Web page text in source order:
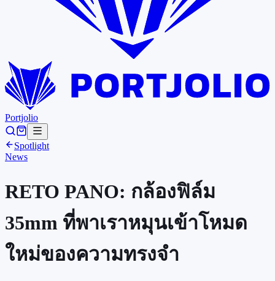
Portjolio
Spotlight
News
RETO PANO: กล้องฟิล์ม
35mm ที่พาเราหมุนเข้าโหมด
ใหม่ของความทรงจำ